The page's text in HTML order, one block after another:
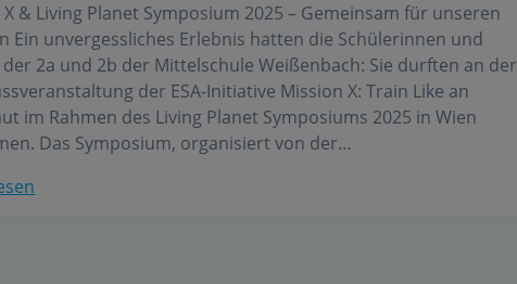
& Living Planet Symposium 2025 – Gemeinsam für unseren
Ein unvergessliches Erlebnis hatten die Schülerinnen und
2a und 2b der Mittelschule Weißenbach: Sie durften an der
der ESA-Initiative Mission X: Train Like an
im Rahmen des Living Planet Symposiums 2025 in Wien
Das Symposium, organisiert von der…